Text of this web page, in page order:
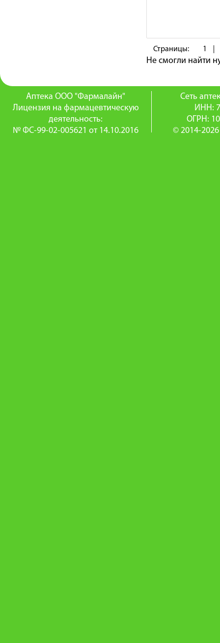
Страницы: 1
Не смогли найти
Аптека ООО "Фармалайн"
Лицензия на фармацевтическую
деятельность:
№ ФС-99-02-005621 от 14.10.2016
Сеть
ИНН:
ОГРН:
© 2014-